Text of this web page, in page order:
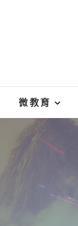
微教育